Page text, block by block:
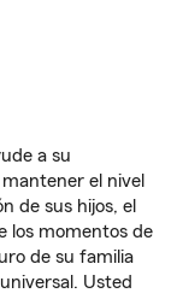
a su
el nivel
de sus hijos, el
los momentos de
de su familia
Usted